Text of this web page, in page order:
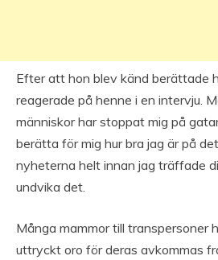
Efter att hon blev känd berättade
reagerade på henne i en intervju.
människor har stoppat mig på
berätta för mig hur bra jag är på
nyheterna helt innan jag träffade
undvika det.
Många mammor till transpersoner
uttryckt oro för deras avkommas